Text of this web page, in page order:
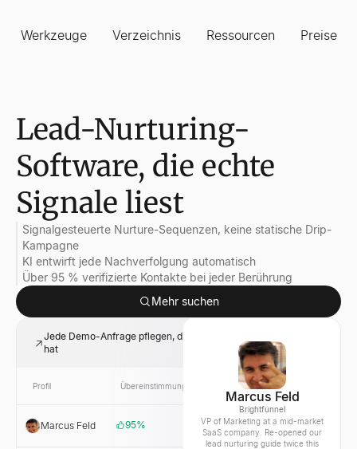
Werkzeuge Verzeichnis Ressourcen Preise
Lead-Nurturing-
Software, die echte
Signale liest
Signalgesteuerte Nurture-Sequenzen, keine statische Drip-
Kampagne
KI entwirft jede Nachverfolgung automatisch
Über 95 % verifizierte Kontakte bei jeder Berührung
Mehr suchen
Jede Demo-Anfrage pflegen, die noch keinen Anruf gebucht
hat
Profil Übereinstimmung Unternehmen
Marcus Feld 95% Brightfunnel
Marcus Feld
Brightfunnel
VP of Marketing at a mid-market
SaaS company. Re-opened our
lead nurturing guide twice this